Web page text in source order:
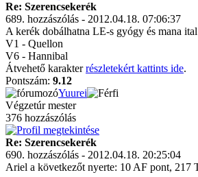
Re: Szerencsekerék
689. hozzászólás - 2012.04.18. 07:06:37
A kerék dobálhatna LE-s gyógy és mana
V1 - Quellon
V6 - Hannibal
Átvehető karakterrészletekért kattints ide.
Pontszám: 9.12
Yuurei
Végzetúr mester
376 hozzászólás
Re: Szerencsekerék
690. hozzászólás - 2012.04.18. 20:25:04
Ariel a következőt nyerte: 10 AF pont, 217